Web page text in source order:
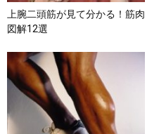
上腕二頭筋が見て分かる！筋肉
図解12選